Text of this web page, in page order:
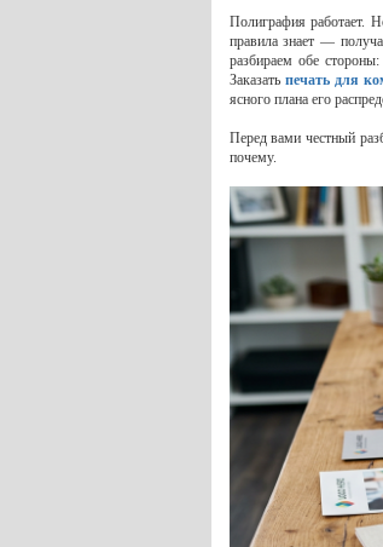
Полиграфия работает.
правила знает —
разбираем обе
Заказать печать для
ясного плана его
Перед вами честный
почему.